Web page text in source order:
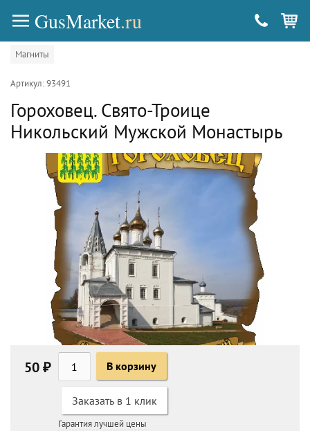
GusMarket.ru
Магниты
Артикул: 93491
Гороховец. Свято-Троице
Никольский Мужской Монастырь
50 ₽ В корзину
Заказать в 1 клик
Гарантия лучшей цены